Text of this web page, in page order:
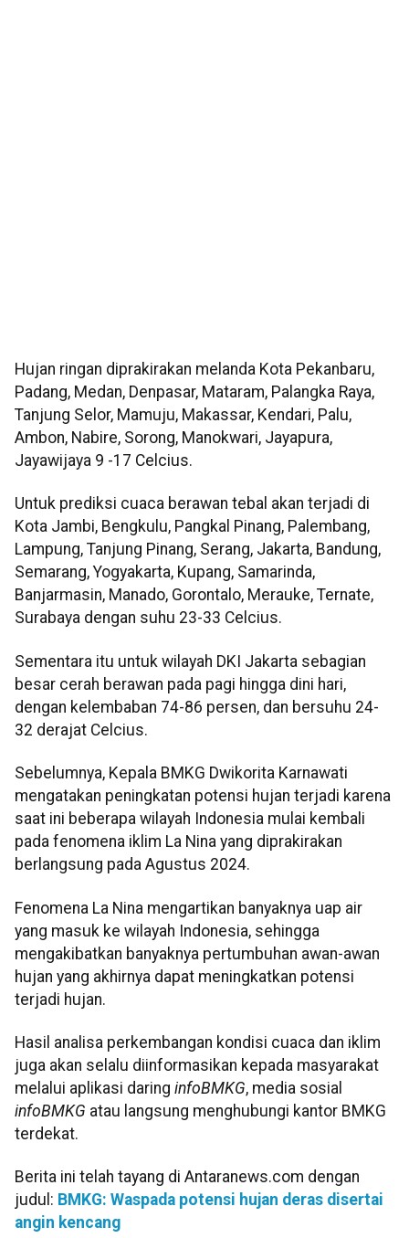
Hujan ringan diprakirakan melanda Kota Pekanbaru,
Padang, Medan, Denpasar, Mataram, Palangka Raya,
Tanjung Selor, Mamuju, Makassar, Kendari, Palu,
Ambon, Nabire, Sorong, Manokwari, Jayapura,
Jayawijaya 9 -17 Celcius.
Untuk prediksi cuaca berawan tebal akan terjadi di
Kota Jambi, Bengkulu, Pangkal Pinang, Palembang,
Lampung, Tanjung Pinang, Serang, Jakarta, Bandung,
Semarang, Yogyakarta, Kupang, Samarinda,
Banjarmasin, Manado, Gorontalo, Merauke, Ternate,
Surabaya dengan suhu 23-33 Celcius.
Sementara itu untuk wilayah DKI Jakarta sebagian
besar cerah berawan pada pagi hingga dini hari,
dengan kelembaban 74-86 persen, dan bersuhu 24-
32 derajat Celcius.
Sebelumnya, Kepala BMKG Dwikorita Karnawati
mengatakan peningkatan potensi hujan terjadi karena
saat ini beberapa wilayah Indonesia mulai kembali
pada fenomena iklim La Nina yang diprakirakan
berlangsung pada Agustus 2024.
Fenomena La Nina mengartikan banyaknya uap air
yang masuk ke wilayah Indonesia, sehingga
mengakibatkan banyaknya pertumbuhan awan-awan
hujan yang akhirnya dapat meningkatkan potensi
terjadi hujan.
Hasil analisa perkembangan kondisi cuaca dan iklim
juga akan selalu diinformasikan kepada masyarakat
melalui aplikasi daring infoBMKG, media sosial
infoBMKG atau langsung menghubungi kantor BMKG
terdekat.
Berita ini telah tayang di Antaranews.com dengan
judul: BMKG: Waspada potensi hujan deras disertai
angin kencang